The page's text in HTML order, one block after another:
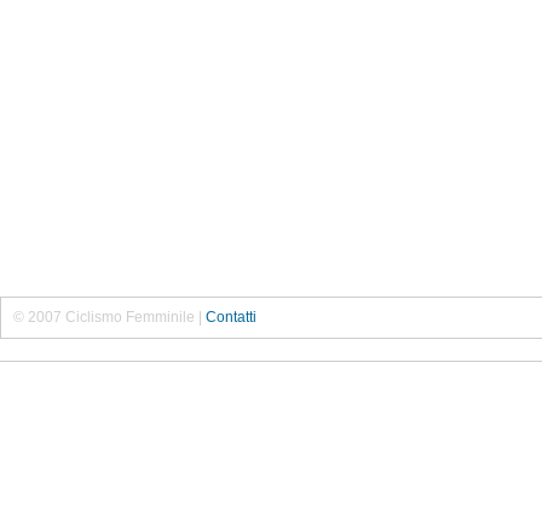
© 2007 Ciclismo Femminile | Contatti